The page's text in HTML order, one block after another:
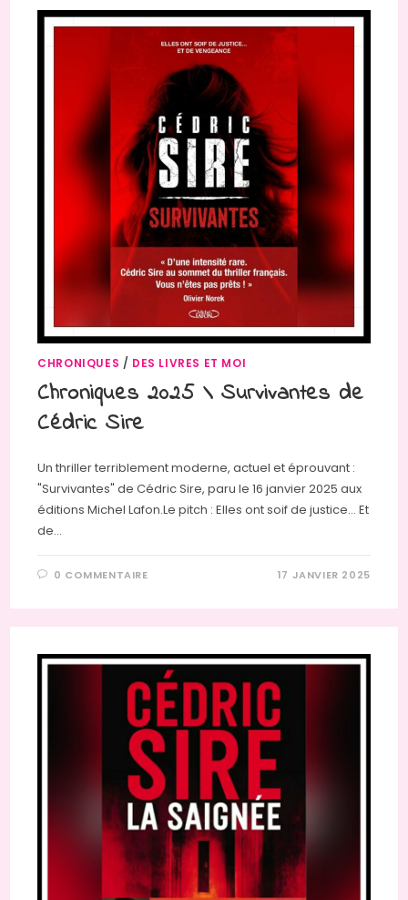
CHRONIQUES / DES LIVRES ET MOI
Chroniques 2025 \ Survivantes de
Cédric Sire
Un thriller terriblement moderne, actuel et éprouvant :
"Survivantes" de Cédric Sire, paru le 16 janvier 2025 aux
éditions Michel Lafon.Le pitch : Elles ont soif de justice… Et
de…
0 COMMENTAIRE 17 JANVIER 2025